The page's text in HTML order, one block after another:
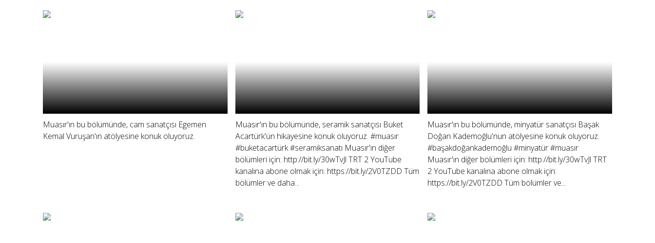
Muasır'ın bu bölümünde, cam sanatçısı Egemen
Kemal Vuruşan'ın atölyesine konuk oluyoruz.
Muasır'ın bu bölümünde, seramik sanatçısı Buket
Acartürk'ün hikayesine konuk oluyoruz. #muasır
#buketacartürk #seramiksanatı Muasır'ın diğer
bölümleri için: http://bit.ly/30wTvJl TRT 2 YouTube
kanalına abone olmak için: https://bit.ly/2V0TZDD Tüm
bölümler ve daha...
Muasır'ın bu bölümünde, minyatür sanatçısı Başak
Doğan Kademoğlu'nun atölyesine konuk oluyoruz.
#başakdoğankademoğlu #minyatür #muasır
Muasır'ın diğer bölümleri için: http://bit.ly/30wTvJl TRT
2 YouTube kanalına abone olmak için:
https://bit.ly/2V0TZDD Tüm bölümler ve...